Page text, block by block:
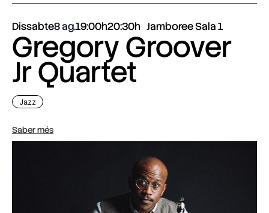
Dissabte8 ag.19:00h20:30h Jamboree Sala 1
Gregory Groover
Jr Quartet
Jazz
Saber més